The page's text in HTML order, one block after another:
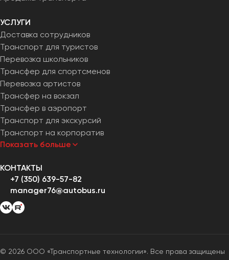
УСЛУГИ
Доставка сотрудников
Транспорт для туристов
Перевозка школьников
Трансфер для спортсменов
Перевозка артистов
Трансфер на вокзал
Трансфер в аэропорт
Транспорт для экскурсий
Транспорт на корпоратив
Показать больше
КОНТАКТЫ
+7 (350) 639-57-82
manager76@autobus.ru
© 2026 ООО «Транспортные технологии». Все права защищены